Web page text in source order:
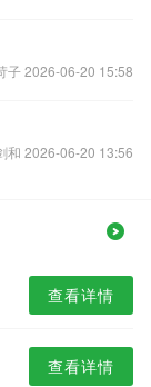
子 2026-06-20 15:58
和 2026-06-20 13:56
查看详情
查看详情